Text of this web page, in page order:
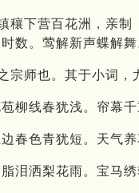
穰下营百花洲，亲
数。莺解新声蝶解
宗师也。其于小词，
柳线春犹浅。帘幕
春色青犹短。天气
泪洒梨花雨。宝马